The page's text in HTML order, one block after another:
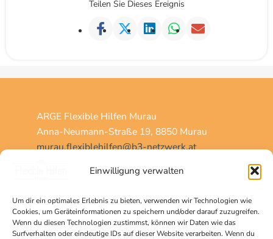
Einwilligung verwalten
Um dir ein optimales Erlebnis zu bieten, verwenden wir Technologien wie
Cookies, um Geräteinformationen zu speichern und/oder darauf zuzugreifen.
Wenn du diesen Technologien zustimmst, können wir Daten wie das
Surfverhalten oder eindeutige IDs auf dieser Website verarbeiten. Wenn du
Teilen Sie Dieses Ereignis
ARGE Flexible Hilfen Murau
Anna-Neumann-Straße 19, 8850 Murau
murau.flexiblehilfen@b3-netzwerk.at
Home
Über uns